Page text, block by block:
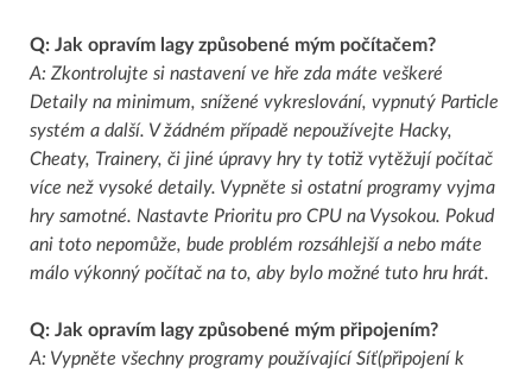
Q: Jak opravím lagy způsobené mým počítačem?
A: Zkontrolujte si nastavení ve hře zda máte veškeré
Detaily na minimum, snížené vykreslování, vypnutý Particle
systém a další. V žádném případě nepoužívejte Hacky,
Cheaty, Trainery, či jiné úpravy hry ty totiž vytěžují počítač
více než vysoké detaily. Vypněte si ostatní programy vyjma
hry samotné. Nastavte Prioritu pro CPU na Vysokou. Pokud
ani toto nepomůže, bude problém rozsáhlejší a nebo máte
málo výkonný počítač na to, aby bylo možné tuto hru hrát.
Q: Jak opravím lagy způsobené mým připojením?
A: Vypněte všechny programy používající Síť(připojení k